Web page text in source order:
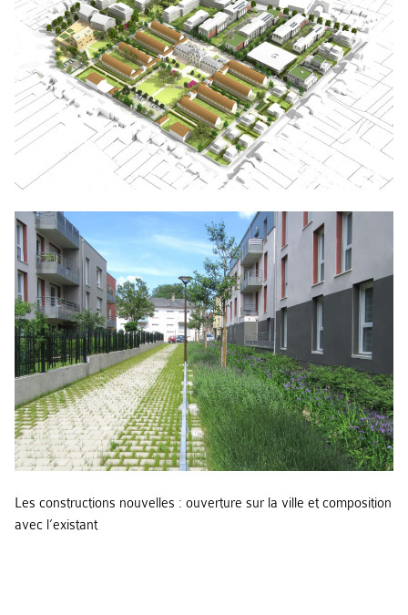
Les constructions nouvelles : ouverture sur la ville et composition
avec l’existant